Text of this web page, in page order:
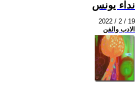
نداء يونس
2022 / 2 / 19
الادب والفن